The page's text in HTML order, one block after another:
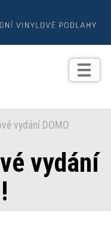
vydání DOMO
vydání